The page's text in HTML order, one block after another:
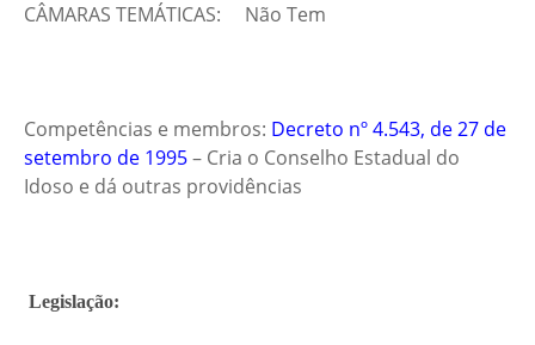
CÂMARAS TEMÁTICAS: Não Tem
Competências e membros: Decreto nº 4.543, de 27 de
setembro de 1995– Cria o Conselho Estadual do
Idoso e dá outras providências
Legislação: